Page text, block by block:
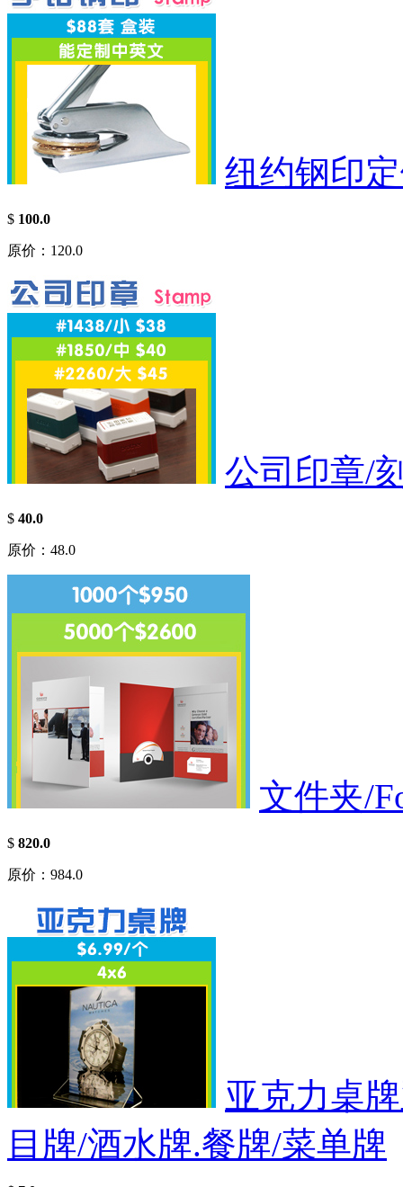
纽约钢印
$ 100.0
原价：120.0
公司印章/
$ 40.0
原价：48.0
文件夹/
$ 820.0
原价：984.0
亚克力桌
目牌/酒水牌.餐牌/菜单牌